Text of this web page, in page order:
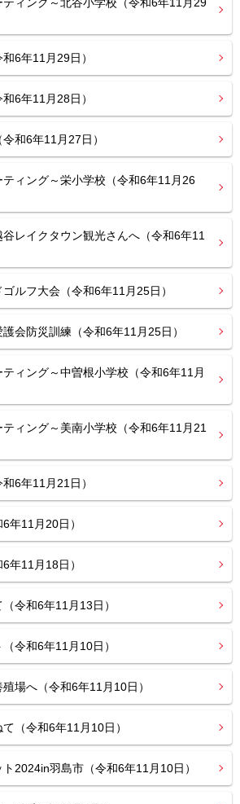
6年11月29日）
6年11月28日）
和6年11月27日）
ィング～栄小学校（令和6年11月26
レイクタウン観光さんへ（令和6年11
ルフ大会（令和6年11月25日）
会防災訓練（令和6年11月25日）
ィング～中曽根小学校（令和6年11月
ィング～美南小学校（令和6年11月21
6年11月21日）
年11月20日）
年11月18日）
令和6年11月13日）
令和6年11月10日）
場へ（令和6年11月10日）
て（令和6年11月10日）
2024in羽島市（令和6年11月10日）